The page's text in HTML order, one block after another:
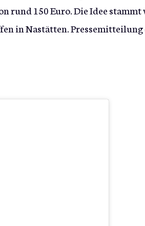
rund 150 Euro. Die Idee stammt
in Nastätten. Pressemitteilung